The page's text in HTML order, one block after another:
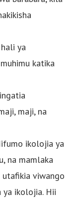
ya
katika
maji, na
ikolojia ya
na mamlaka
utafikia viwango
ya ikolojia. Hii